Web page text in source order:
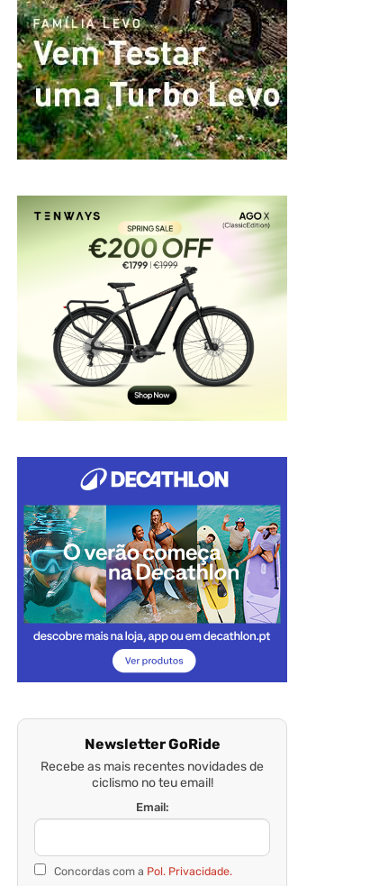
Newsletter GoRide
Recebe as mais recentes novidades de
ciclismo no teu email!
Email:
Concordas com a Pol. Privacidade.